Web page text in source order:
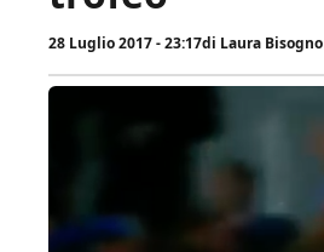
28 Luglio 2017 - 23:17di Laura Bisogno